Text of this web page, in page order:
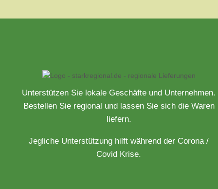
Unterstützen Sie lokale Geschäfte und Unternehmen.
Bestellen Sie regional und lassen Sie sich die Waren
liefern.
Jegliche Unterstützung hilft während der Corona /
Covid Krise.